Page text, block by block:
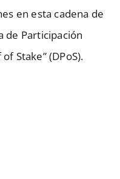
en esta cadena de
de Participación
Stake” (DPoS).